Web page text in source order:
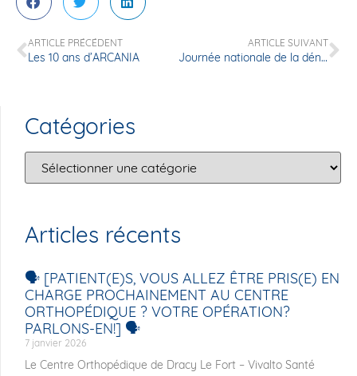
ARTICLE PRÉCÉDENT
Les 10 ans d’ARCANIA
ARTICLE SUIVANT
Journée nationale de la dénutrition
Catégories
Articles récents
🗣️ [PATIENT(E)S, VOUS ALLEZ ÊTRE PRIS(E) EN
CHARGE PROCHAINEMENT AU CENTRE
ORTHOPÉDIQUE ? VOTRE OPÉRATION?
PARLONS-EN!] 🗣️
7 janvier 2026
Le Centre Orthopédique de Dracy Le Fort – Vivalto Santé